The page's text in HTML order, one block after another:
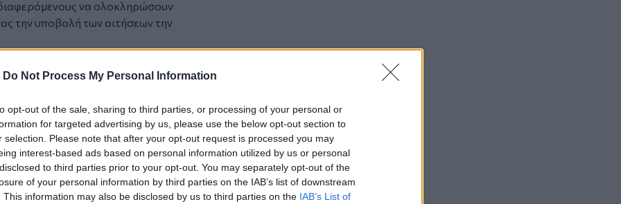
Do Not Process My Personal Information
opt-out of the sale, sharing to third parties, or processing of your personal or
for targeted advertising by us, please use the below opt-out section to
selection. Please note that after your opt-out request is processed you may
interest-based ads based on personal information utilized by us or personal
to third parties prior to your opt-out. You may separately opt-out of the
of your personal information by third parties on the IAB’s list of downstream
This information may also be disclosed by us to third parties on the IAB’s List of
να ολοκληρώσουν
την υποβολή των αιτήσεων την
Πλατανιά
σύγχρονα πλοία πολυτελούς
– Την Πέμπτη 9 Ιουλίου τα εγκαίνια